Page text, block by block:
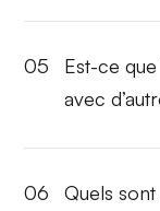
05
Est-ce
avec
06
Quels